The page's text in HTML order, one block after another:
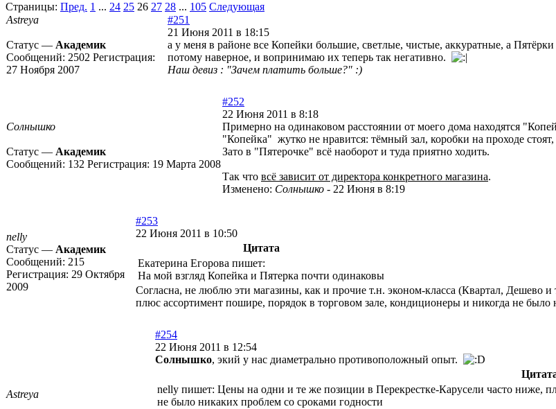
Страницы: Пред. 1 ... 24 25 26 27 28 ... 105 Следующая
Astreya
Статус — Академик
Сообщений: 2502 Регистрация:
27 Ноября 2007
#251
21 Июня 2011 в 18:15
а у меня в районе все Копейки большие, светлые, чистые, аккуратные, а
потому наверное, и вопринимаю их теперь так негативно.
Наш девиз : "Зачем платить больше?" :)
Солнышко
Статус — Академик
Сообщений: 132 Регистрация: 19 Марта 2008
#252
22 Июня 2011 в 8:18
Примерно на одинаковом расстоянии от моего дома находятся
"Копейка" жутко не нравится: тёмный зал, коробки на проходе
Зато в "Пятерочке" всё наоборот и туда приятно ходить.
Так что всё зависит от директора конкретного магазина.
Изменено: Солнышко - 22 Июня в 8:19
nelly
Статус — Академик
Сообщений: 215
Регистрация: 29 Октября
2009
#253
22 Июня 2011 в 10:50
Цитата
Екатерина Егорова пишет:
На мой взгляд Копейка и Пятерка почти одинаковы
Согласна, не люблю эти магазины, как и прочие т.н. эконом-класса (Квартал, Дешево
плюс ассортимент пошире, порядок в торговом зале, кондиционеры и никогда не было
Astreya
#254
22 Июня 2011 в 12:54
Солнышко, экий у нас диаметрально противоположный опыт.
nelly пишет: Цены на одни и те же позиции в Перекрестке-Карусели часто ниже,
не было никаких проблем со сроками годности